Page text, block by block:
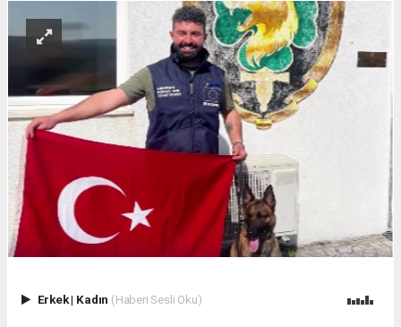
Erkek| Kadın (Haberi Sesli Oku)